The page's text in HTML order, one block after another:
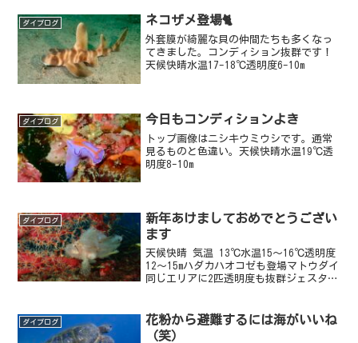
ダイブログ ネコザメ登場🐈
外套膜が綺麗な貝の仲間たちも多くなっ
てきました。コンディション抜群です！
天候快晴水温17-18℃透明度6-10m
ダイブログ 今日もコンディションよき
トップ画像はニシキウミウシです。通常
見るものと色違い。天候快晴水温19℃透
明度8-10m
ダイブログ
新年あけましておめでとうござい
ます
天候快晴 気温 13℃水温15〜16℃透明度
12〜15mハダカハオコゼも登場マトウダイ
同じエリアに2匹透明度も抜群ジェスター
ダイブログ
花粉から避難するには海がいいね
（笑）